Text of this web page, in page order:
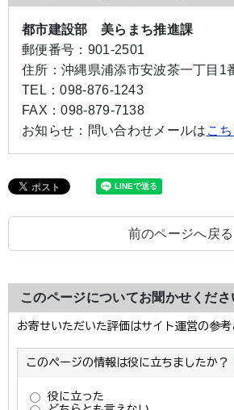
都市建設部 美らまち推進課
郵便番号： 901-2501
住所： 沖縄県浦添市安波茶一丁目1
TEL：098-876-1243
FAX：098-879-7138
お知らせ： 問い合わせメールは こ
前のページへ戻る
このページについてお聞かせくださ